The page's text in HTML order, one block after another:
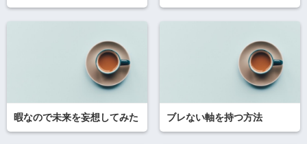
暇なので未来を妄想してみた ブレない軸を持つ方法